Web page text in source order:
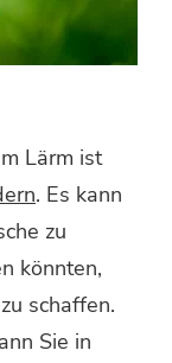
Lärm ist
. Es kann
zu
könnten,
schaffen.
Sie in